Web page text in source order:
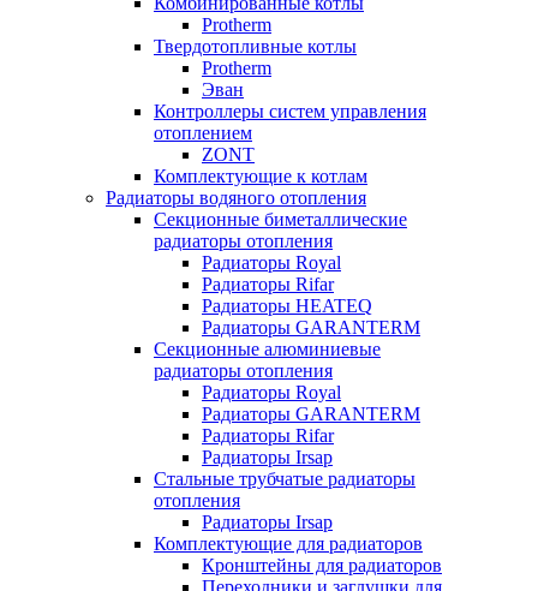
Protherm
Твердотопливные котлы
Protherm
Эван
Контроллеры систем управления
отоплением
ZONT
Комплектующие к котлам
Радиаторы водяного отопления
Секционные биметаллические
радиаторы отопления
Радиаторы Royal
Радиаторы Rifar
Радиаторы HEATEQ
Радиаторы GARANTERM
Секционные алюминиевые
радиаторы отопления
Радиаторы Royal
Радиаторы GARANTERM
Радиаторы Rifar
Радиаторы Irsap
Стальные трубчатые радиаторы
отопления
Радиаторы Irsap
Комплектующие для радиаторов
Кронштейны для радиаторов
Переходники и заглушки для